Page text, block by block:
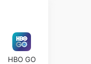
HBO GO